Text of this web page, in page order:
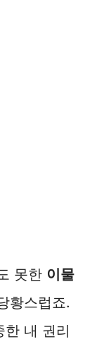
못한 이물
황스럽죠.
내 권리